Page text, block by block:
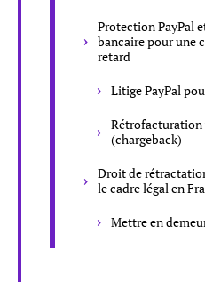
Protection PayPal
bancaire pour une
retard
Litige PayPal
Rétrofacturation
(chargeback)
Droit de
le cadre légal en
Mettre en